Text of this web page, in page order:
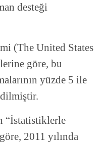
desteği
(The United States
göre, bu
yüzde 5 ile
“İstatistiklerle
2011 yılında